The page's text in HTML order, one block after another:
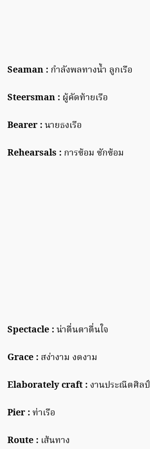
Seaman : กำลังพลทางน้ำ ลูกเรือ
Steersman : ผู้คัดท้ายเรือ
Bearer :นายธงเรือ
Rehearsals : การซ้อม ซักซ้อม
Spectacle :น่าตื่นตาตื่นใจ
Grace : สง่างาม งดงาม
Elaborately craft :งานประณีตศิลป์
Pier :ท่าเรือ
Route : เส้นทาง